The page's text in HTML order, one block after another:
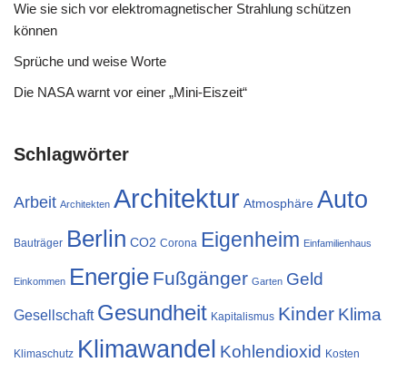
Wie sie sich vor elektromagnetischer Strahlung schützen
können
Sprüche und weise Worte
Die NASA warnt vor einer „Mini-Eiszeit“
Schlagwörter
Arbeit Architekten Architektur Atmosphäre Auto
Bauträger Berlin CO2 Corona Eigenheim Einfamilienhaus
Einkommen Energie Fußgänger Garten Geld
Gesellschaft Gesundheit Kapitalismus Kinder Klima
Klimaschutz Klimawandel Kohlendioxid Kosten